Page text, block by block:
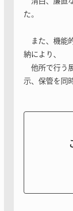
た。
また、機能
納により、
他所で行う
示、保管を同